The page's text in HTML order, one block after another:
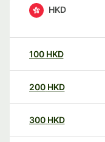
HKD
100 HKD
200 HKD
300 HKD